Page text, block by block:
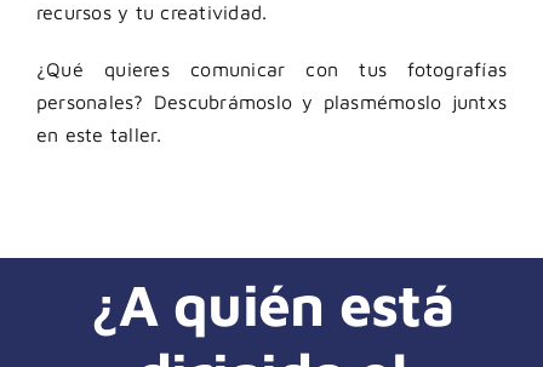
recursos y tu creatividad.
¿Qué quieres comunicar con tus fotografías
personales? Descubrámoslo y plasmémoslo juntxs
en este taller.
¿A quién está